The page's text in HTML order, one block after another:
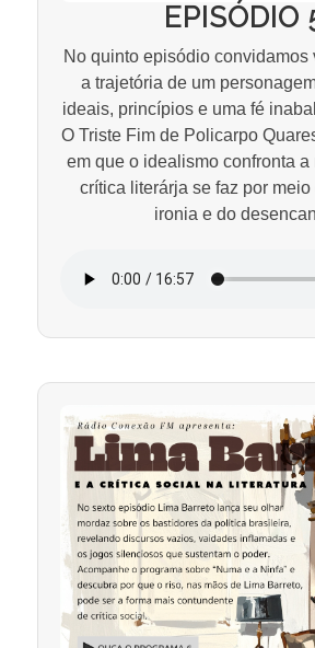
EPISÓDIO
No quinto episódio convidamos
a trajetória de um
ideais, princípios e uma fé
O Triste Fim de Policarpo
em que o idealismo confronta
crítica literárja se faz por
ironia e do